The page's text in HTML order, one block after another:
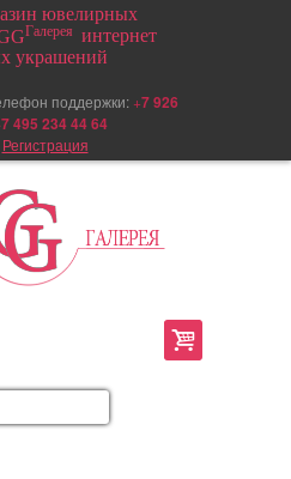
ювелирных
Галерея интернет
украшений
+7 926
495 234 44 64
Регистрация